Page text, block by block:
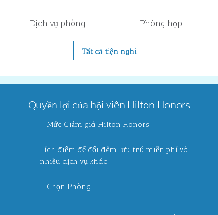
Dịch vụ phòng Phòng họp
Tất cả tiện nghi
Quyền lợi của hội viên Hilton Honors
Mức Giảm giá Hilton Honors
Tích điểm để đổi đêm lưu trú miễn phí và
nhiều dịch vụ khác
Chọn Phòng